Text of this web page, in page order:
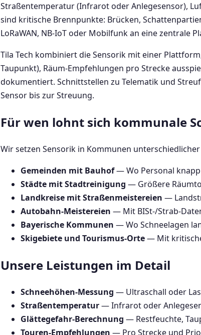
Straßentemperatur (Infrarot oder Anlegesensor),
sind kritische Brennpunkte: Brücken,
LoRaWAN, NB-IoT oder Mobilfunk an eine zentrale
Tila Tech kombiniert die Sensorik mit einer
Taupunkt), Räum-Empfehlungen pro Strecke
dokumentiert. Schnittstellen zu Telematik und
Sensor bis zur Streuung.
Für wen lohnt sich kommunale
Wir setzen Sensorik in Kommunen
Gemeinden mit Bauhof— Wo Personal
Städte mit Stadtreinigung — Größere
Landkreise mit Straßenmeistereien —
Autobahn-Meistereien — Mit BISt-/Strab-
Bayerische Kommunen — Wo Schneelagen
Skigebiete und Tourismus-Orte— Mit
Unsere Leistungen im Detail
Schneehöhen-Messung — Ultraschall oder
Straßentemperatur— Infrarot oder
Glättegefahr-Berechnung — Restfeuchte,
Touren-Empfehlungen — Pro Strecke und